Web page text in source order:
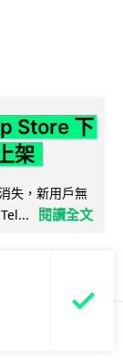
Store 下
架
失，新用戶無
閱讀全文